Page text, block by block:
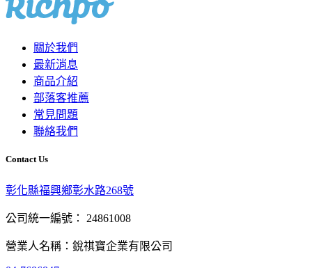
關於我們
最新消息
商品介紹
部落客推薦
常見問題
聯絡我們
Contact Us
彰化縣福興鄉彰水路268號
公司統一編號： 24861008
營業人名稱：銳祺寶企業有限公司